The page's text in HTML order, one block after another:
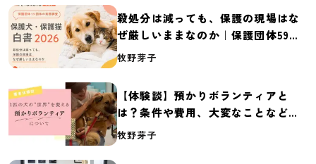
殺処分は減っても、保護の現場はな
ぜ厳しいままなのか｜保護団体59団
体の実態調査【保護犬・保護猫白書
牧野芽子
【体験談】預かりボランティアと
は？条件や費用、大変なことなど紹
介
牧野芽子